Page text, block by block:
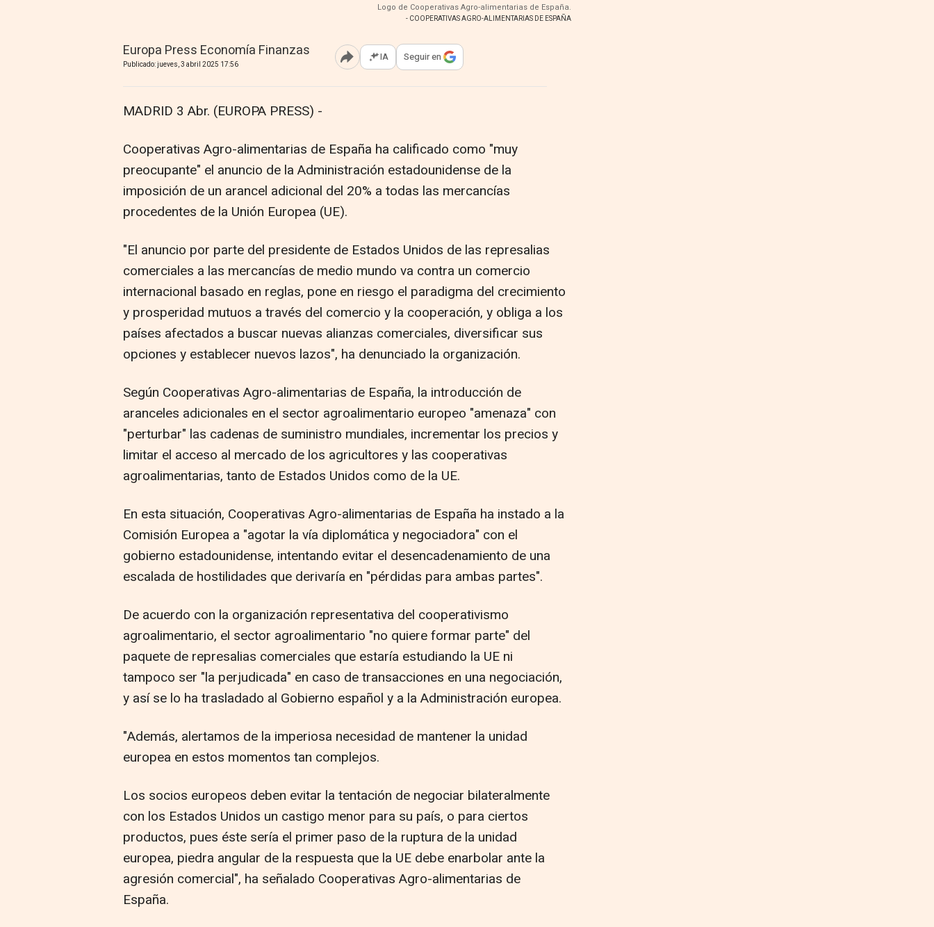
Logo de Cooperativas Agro-alimentarias de España.
- COOPERATIVAS AGRO-ALIMENTARIAS DE ESPAÑA
Europa Press Economía Finanzas
Publicado: jueves, 3 abril 2025 17:56 Abrir opciones para compartir
IA Seguir en
MADRID 3 Abr. (EUROPA PRESS) -
Cooperativas Agro-alimentarias de España ha calificado como "muy
preocupante" el anuncio de la Administración estadounidense de la
imposición de un arancel adicional del 20% a todas las mercancías
procedentes de la Unión Europea (UE).
"El anuncio por parte del presidente de Estados Unidos de las represalias
comerciales a las mercancías de medio mundo va contra un comercio
internacional basado en reglas, pone en riesgo el paradigma del crecimiento
y prosperidad mutuos a través del comercio y la cooperación, y obliga a los
países afectados a buscar nuevas alianzas comerciales, diversificar sus
opciones y establecer nuevos lazos", ha denunciado la organización.
Según Cooperativas Agro-alimentarias de España, la introducción de
aranceles adicionales en el sector agroalimentario europeo "amenaza" con
"perturbar" las cadenas de suministro mundiales, incrementar los precios y
limitar el acceso al mercado de los agricultores y las cooperativas
agroalimentarias, tanto de Estados Unidos como de la UE.
En esta situación, Cooperativas Agro-alimentarias de España ha instado a la
Comisión Europea a "agotar la vía diplomática y negociadora" con el
gobierno estadounidense, intentando evitar el desencadenamiento de una
escalada de hostilidades que derivaría en "pérdidas para ambas partes".
De acuerdo con la organización representativa del cooperativismo
agroalimentario, el sector agroalimentario "no quiere formar parte" del
paquete de represalias comerciales que estaría estudiando la UE ni
tampoco ser "la perjudicada" en caso de transacciones en una negociación,
y así se lo ha trasladado al Gobierno español y a la Administración europea.
"Además, alertamos de la imperiosa necesidad de mantener la unidad
europea en estos momentos tan complejos.
Los socios europeos deben evitar la tentación de negociar bilateralmente
con los Estados Unidos un castigo menor para su país, o para ciertos
productos, pues éste sería el primer paso de la ruptura de la unidad
europea, piedra angular de la respuesta que la UE debe enarbolar ante la
agresión comercial", ha señalado Cooperativas Agro-alimentarias de
España.